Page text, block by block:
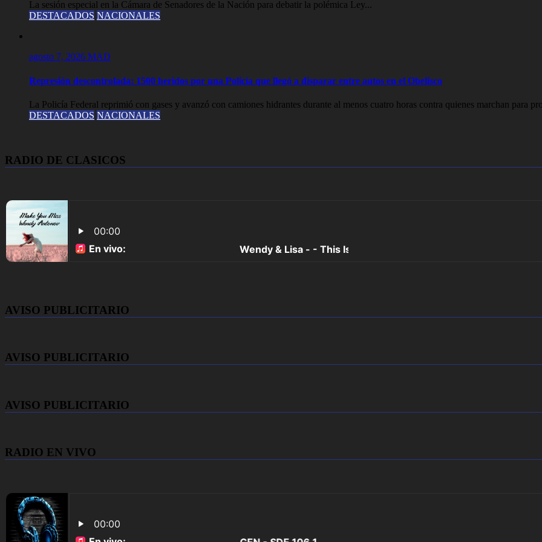
La sesión especial en la Cámara de Senadores de la Nación para debatir la polémica Ley...
DESTACADOS NACIONALES
agosto 7, 2026 MAD
Represión descontrolada: 1500 heridos por una Policía que llegó a disparar entre autos en el Obelisco
La Policía Federal reprimió con gases y avanzó con camiones hidrantes durante al menos cuatro horas contra quienes marchan para
DESTACADOS NACIONALES
RADIO DE CLASICOS
AVISO PUBLICITARIO
AVISO PUBLICITARIO
AVISO PUBLICITARIO
RADIO EN VIVO